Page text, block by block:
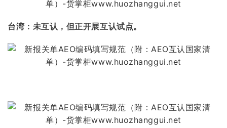
台湾：未互认，但正开展互认试点。